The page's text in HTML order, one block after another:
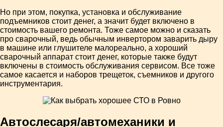
Но при этом, покупка, установка и обслуживание
подъемников стоит денег, а значит будет включено в
стоимость вашего ремонта. Тоже самое можно и сказать
про сварочный, ведь обычным инвертором заварить дыру
в машине или глушителе малореально, а хороший
сварочный аппарат стоит денег, которые также будут
включены в стоимость обслуживания сервисом. Все тоже
самое касается и наборов трещеток, съемников и другого
инструментария.
Автослесаря/автомеханики и